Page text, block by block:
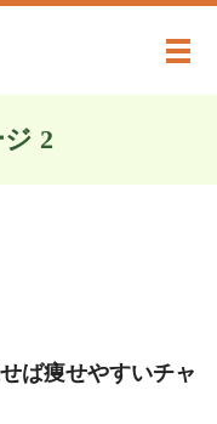
メ
2
ば痩せやすいチャ